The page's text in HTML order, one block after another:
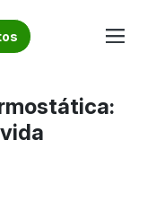
artigos | DOK
brasileiro!
ipva, multas e